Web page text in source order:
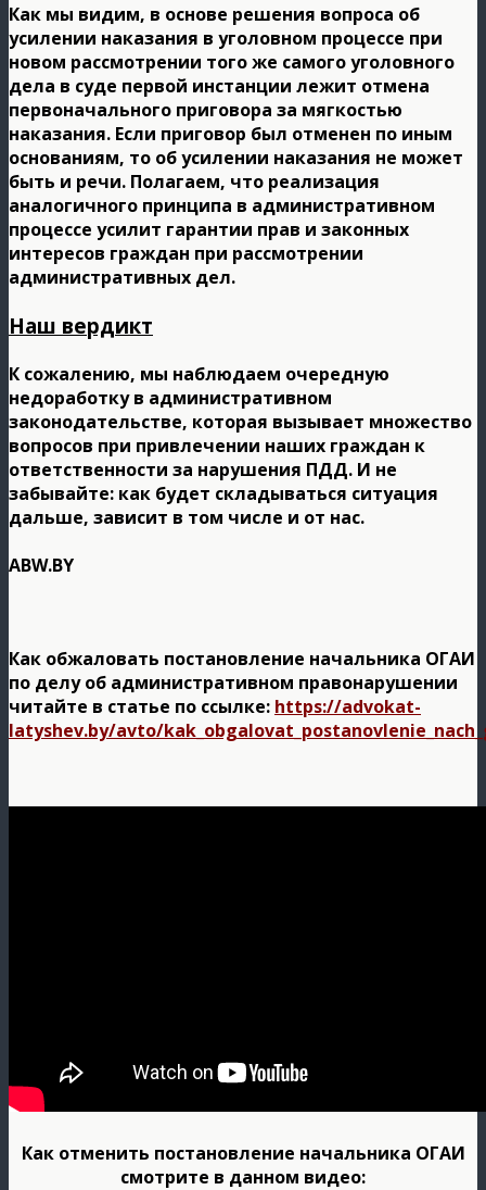
Как мы видим, в основе решения вопроса об
усилении наказания в уголовном процессе при
новом рассмотрении того же самого уголовного
дела в суде первой инстанции лежит отмена
первоначального приговора за мягкостью
наказания. Если приговор был отменен по иным
основаниям, то об усилении наказания не может
быть и речи. Полагаем, что реализация
аналогичного принципа в административном
процессе усилит гарантии прав и законных
интересов граждан при рассмотрении
административных дел.
Наш вердикт
К сожалению, мы наблюдаем очередную
недоработку в административном
законодательстве, которая вызывает множество
вопросов при привлечении наших граждан к
ответственности за нарушения ПДД. И не
забывайте: как будет складываться ситуация
дальше, зависит в том числе и от нас.
ABW.BY
Как обжаловать постановление начальника ОГАИ
по делу об административном правонарушении
читайте в статье по ссылке: https://advokat-
latyshev.by/avto/
Как отменить постановление начальника ОГАИ
смотрите в данном видео: